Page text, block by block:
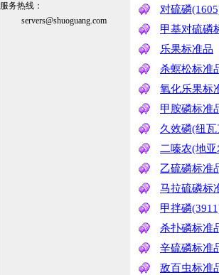
服务热线：
servers@shuoguang.com
对硫磷
甲基对硫磷
乐果标准品
杀螟松标准
氧化乐果标
甲胺磷标准
久效磷(纽
二嗪农(地
乙硫磷标准
马拉硫磷标
甲拌磷
杀扑磷标准
辛硫磷标准
敌百虫标准